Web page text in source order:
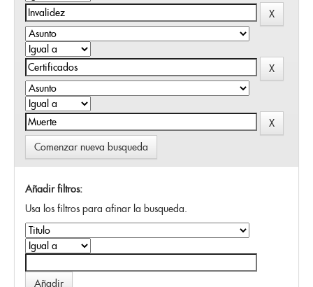
Comenzar nueva busqueda
Añadir filtros:
Usa los filtros para afinar la busqueda.